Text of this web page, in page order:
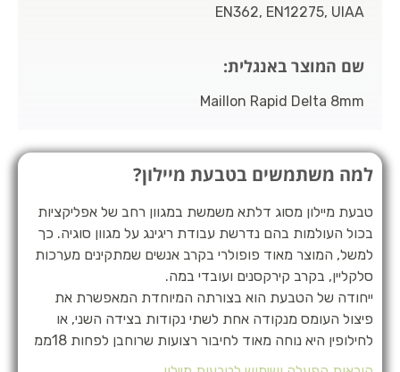
EN362, EN12275, UIAA
שם המוצר באנגלית:
Maillon Rapid Delta 8mm
למה משתמשים בטבעת מיילון?
טבעת מיילון מסוג דלתא משמשת במגוון רחב של אפליקציות
בכול העולמות בהם נדרשת עבודת ריגינג על מגוון סוגיה. כך
למשל, המוצר מאוד פופולרי בקרב אנשים שמתקינים מערכות
סלקליין, בקרב קירקסנים ועובדי במה.
ייחודה של הטבעת הוא בצורתה המיוחדת המאפשרת את
פיצול העומס מנקודה אחת לשתי נקודות בצידה השני, או
לחילופין היא נוחה מאוד לחיבור רצועות שרוחבן לפחות 18ממ